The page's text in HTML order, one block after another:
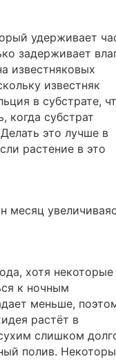
удерживает
задерживает
известняковых
известняк
в субстрате,
когда субстрат
это лучше в
растение в это
месяц
хотя некоторые
к ночным
меньше,
растёт в
слишком
полив.